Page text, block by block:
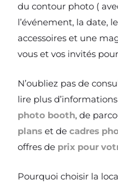
du contour photo (
l’événement, la date,
accessoires et une
vous et vos invités
N’oubliez pas de
lire plus
photo booth, de
plans et de cadres
offres de prix pour
Pourquoi choisir la